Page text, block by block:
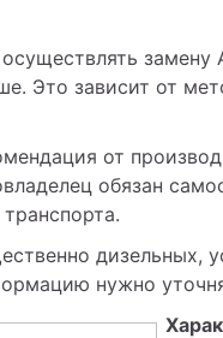
Это зависит от
от
обязан
дизельных,
нужно